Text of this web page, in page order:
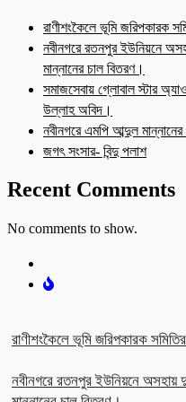
রাণীশংকৈলে ভূমি জরিপকারক
নবীনগরে রতনপুর ইউনিয়নে
মান্নানের চাল বিতরণ।
সমাজসেবায় গ্লোবাল স্টার
উল্লাহ অবিদ।
নবীনগরে এমপি আব্দুল
জগৎ সংসার- বিন্দু পলাশ
Recent Comments
No comments to show.
রাণীশংকৈলে ভূমি জরিপকারক
নবীনগরে রতনপুর ইউনিয়নে অসহায়